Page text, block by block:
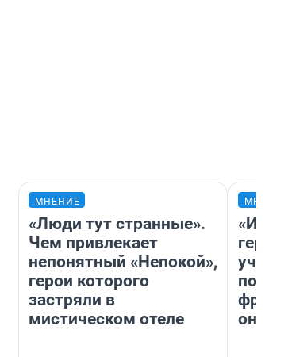
МНЕНИЕ
«Люди тут странные».
Чем привлекает
непонятный «Непокой»,
герои которого
застряли в
мистическом отеле
учит
она